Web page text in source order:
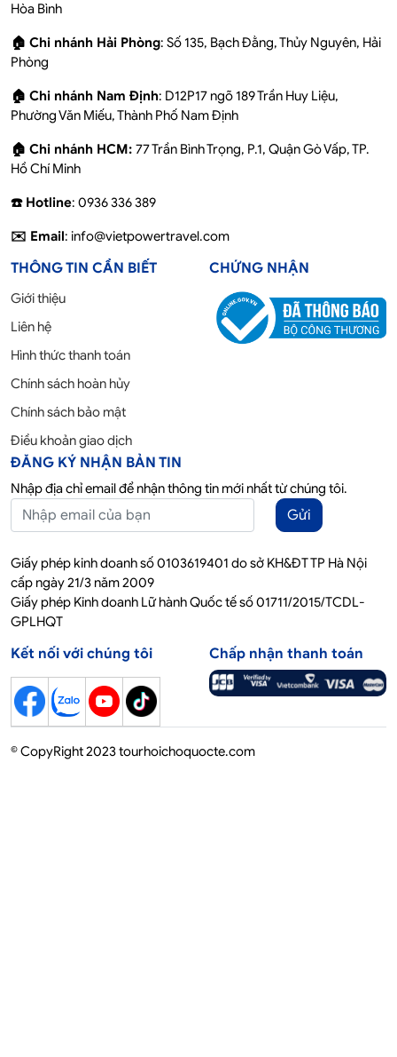
Hòa Bình
🏠 Chi nhánh Hải Phòng: Số 135, Bạch Đằng, Thủy Nguyên, Hải
Phòng
🏠 Chi nhánh Nam Định: D12P17 ngõ 189 Trần Huy Liệu,
Phường Văn Miếu, Thành Phố Nam Định
🏠 Chi nhánh HCM: 77 Trần Bình Trọng, P.1, Quận Gò Vấp, TP.
Hồ Chí Minh
☎️ Hotline: 0936 336 389
✉️ Email: info@vietpowertravel.com
THÔNG TIN CẦN BIẾT
Giới thiệu
Liên hệ
Hình thức thanh toán
Chính sách hoàn hủy
Chính sách bảo mật
Điều khoản giao dịch
CHỨNG NHẬN
ĐĂNG KÝ NHẬN BẢN TIN
Nhập địa chỉ email để nhận thông tin mới nhất từ chúng tôi.
Gửi
Giấy phép kinh doanh số 0103619401 do sở KH&ĐT TP Hà Nội
cấp ngày 21/3 năm 2009
Giấy phép Kinh doanh Lữ hành Quốc tế số 01711/2015/TCDL-
GPLHQT
Kết nối với chúng tôi Chấp nhận thanh toán
© CopyRight 2023 tourhoichoquocte.com